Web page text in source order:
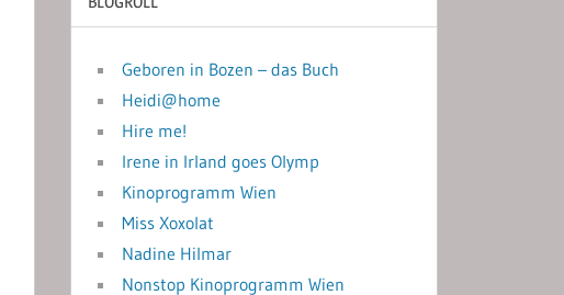
Geboren in Bozen – das Buch
Heidi@home
Hire me!
Irene in Irland goes Olymp
Kinoprogramm Wien
Miss Xoxolat
Nadine Hilmar
Nonstop Kinoprogramm Wien